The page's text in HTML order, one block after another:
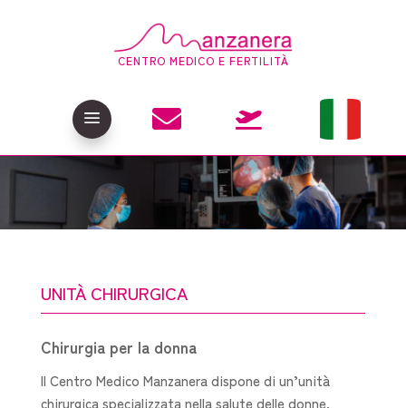
CENTRO MEDICO E FERTILITÀ
a  
UNITÀ CHIRURGICA
Chirurgia per la donna
Il Centro Medico Manzanera dispone di un’unità
chirurgica specializzata nella salute delle donne.